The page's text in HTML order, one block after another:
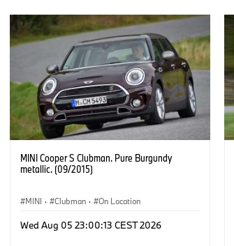
MINI Cooper S Clubman. Pure Burgundy
metallic. (09/2015)
MINI · Clubman · On Location
Wed Aug 05 23:00:13 CEST 2026